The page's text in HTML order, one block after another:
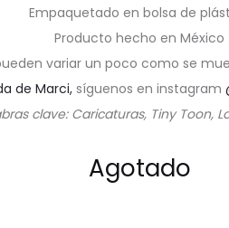
Empaquetado en bolsa de
Producto hecho en México
variar un poco como se
de Marci,síguenos en instagram
clave: Caricaturas, Tiny Toon,
Agotado